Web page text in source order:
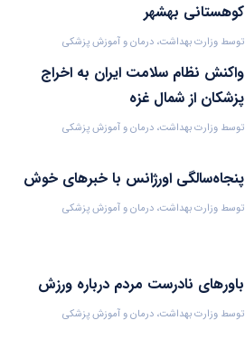
کوهستانی بهشهر
توسط وزارت بهداشت، درمان و آموزش پزشکی
واکنش نظام سلامت ایران به اخراج
پزشکان از شمال غزه
توسط وزارت بهداشت، درمان و آموزش پزشکی
پنجاه‌سالگی اورژانس با خبرهای خوش
توسط وزارت بهداشت، درمان و آموزش پزشکی
باورهای نادرست مردم درباره ورزش
توسط وزارت بهداشت، درمان و آموزش پزشکی